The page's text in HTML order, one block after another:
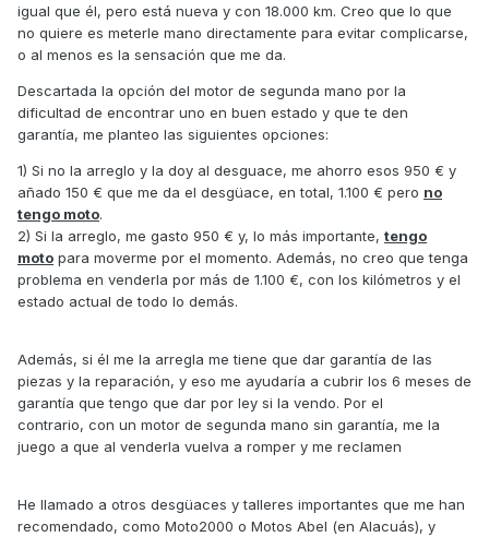
igual que él, pero está nueva y con 18.000 km. Creo que lo que
no quiere es meterle mano directamente para evitar complicarse,
o al menos es la sensación que me da.
Descartada la opción del motor de segunda mano por la
dificultad de encontrar uno en buen estado y que te den
garantía, me planteo las siguientes opciones:
1) Si no la arreglo y la doy al desguace, me ahorro esos 950 € y
añado 150 € que me da el desgüace, en total, 1.100 € pero no
tengo moto.
2) Si la arreglo, me gasto 950 € y, lo más importante, tengo
moto para moverme por el momento. Además, no creo que tenga
problema en venderla por más de 1.100 €, con los kilómetros y el
estado actual de todo lo demás.
Además, si él me la arregla me tiene que dar garantía de las
piezas y la reparación, y eso me ayudaría a cubrir los 6 meses de
garantía que tengo que dar por ley si la vendo. Por el
contrario, con un motor de segunda mano sin garantía, me la
juego a que al venderla vuelva a romper y me reclamen
He llamado a otros desgüaces y talleres importantes que me han
recomendado, como Moto2000 o Motos Abel (en Alacuás), y